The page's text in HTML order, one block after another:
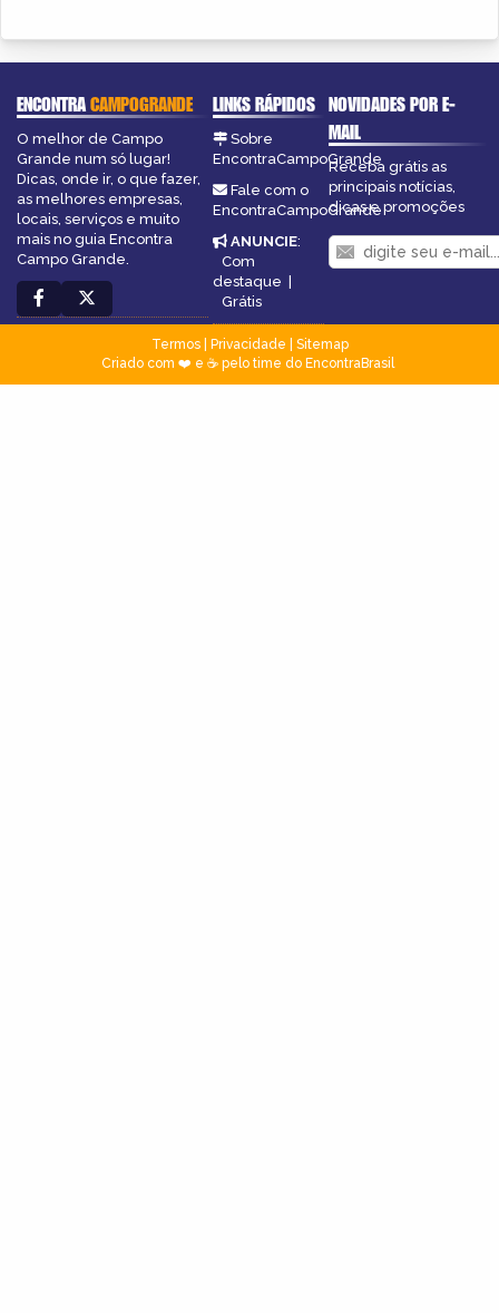
ENCONTRACAMPOGRANDE
O melhor de Campo
Grande num só lugar!
Dicas, onde ir, o que fazer,
as melhores empresas,
locais, serviços e muito
mais no guia Encontra
Campo Grande.
LINKS RÁPIDOS
Sobre
EncontraCampoGrande
Fale com o
EncontraCampoGrande
ANUNCIE:
Com
destaque |
Grátis
NOVIDADES POR E-
MAIL
Receba grátis as
principais notícias,
dicas e promoções
Termos| Privacidade
Sitemap
Criado com ❤️ e ☕ pelo time do EncontraBrasil